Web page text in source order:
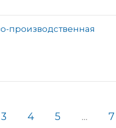
производственная
3 4 5 ... 7